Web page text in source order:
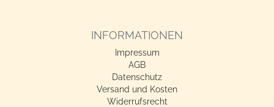
INFORMATIONEN
Impressum
AGB
Datenschutz
Versand und Kosten
Widerrufsrecht